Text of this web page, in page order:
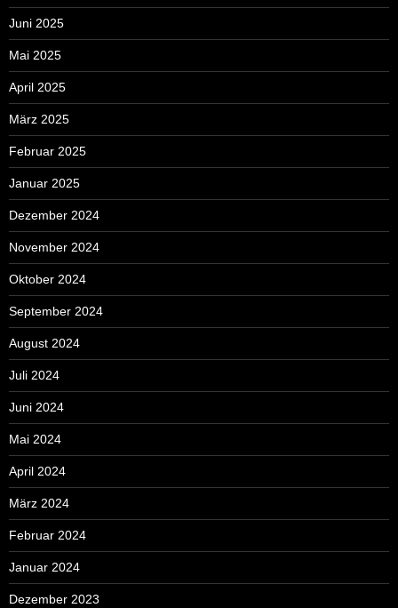
Juni 2025
Mai 2025
April 2025
März 2025
Februar 2025
Januar 2025
Dezember 2024
November 2024
Oktober 2024
September 2024
August 2024
Juli 2024
Juni 2024
Mai 2024
April 2024
März 2024
Februar 2024
Januar 2024
Dezember 2023